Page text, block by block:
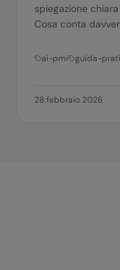
spiegazione
Cosa conta
ai-pmi guida-
28 febbraio 2026